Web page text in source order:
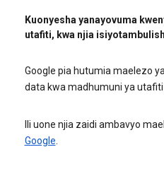
Kuonyesha yanayovuma
utafiti, kwa njia
Google pia hutumia maelezo
data kwa madhumuni ya
Ili uone njia zaidi ambavyo
Google